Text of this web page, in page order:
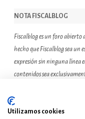
NOTA FISCALBLOG
Fiscalblog es un foro abierto
hecho que Fiscalblog sea
expresión sin ninguna línea
contenidos sea
ello suponga que el resto de
compartan las reflexiones u
Utilizamos cookies